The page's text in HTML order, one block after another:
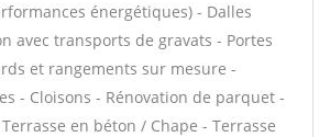
énergétiques) - Dalles
avec transports de gravats - Portes
et rangements sur mesure -
- Cloisons - Rénovation de parquet -
en béton / Chape - Terrasse